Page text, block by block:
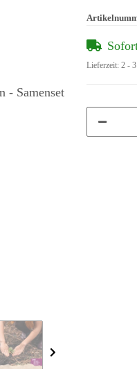
Lieferzeit: 2 -